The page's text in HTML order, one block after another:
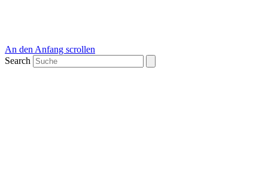
An den Anfang scrollen
Search